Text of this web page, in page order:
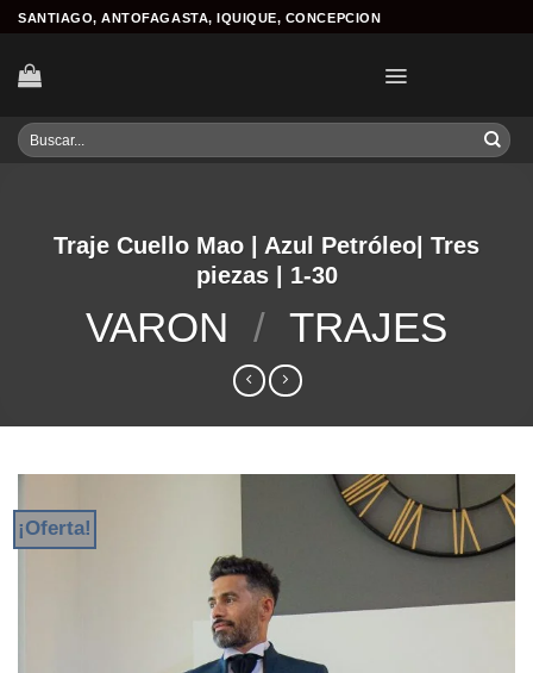
Skip
content
SANTIAGO, ANTOFAGASTA, IQUIQUE, CONCEPCION
Buscar
por:
Traje Cuello Mao | Azul Petróleo| Tres
piezas | 1-30
VARON / TRAJES
¡Oferta!